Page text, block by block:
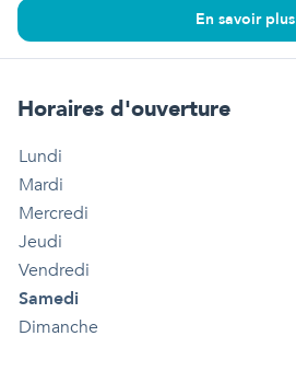
En savoir plus
Horaires d'ouverture
Lundi
Mardi
Mercredi
Jeudi
Vendredi
Samedi
Dimanche